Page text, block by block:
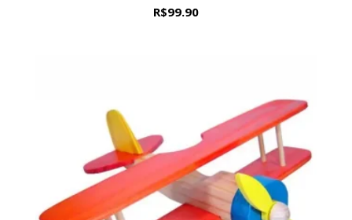
R$99.90